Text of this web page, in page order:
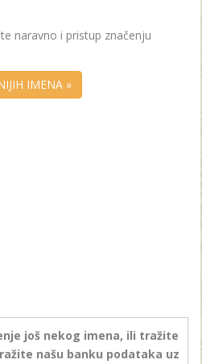
naravno i pristup značenju
IMENA »
još nekog imena, ili tražite
našu banku podataka uz